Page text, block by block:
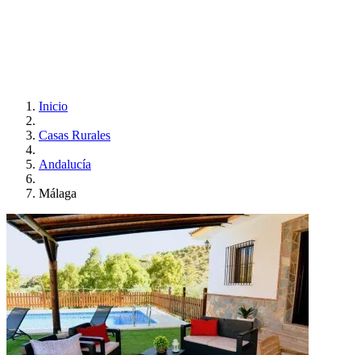
Inicio
Casas Rurales
Andalucía
Málaga